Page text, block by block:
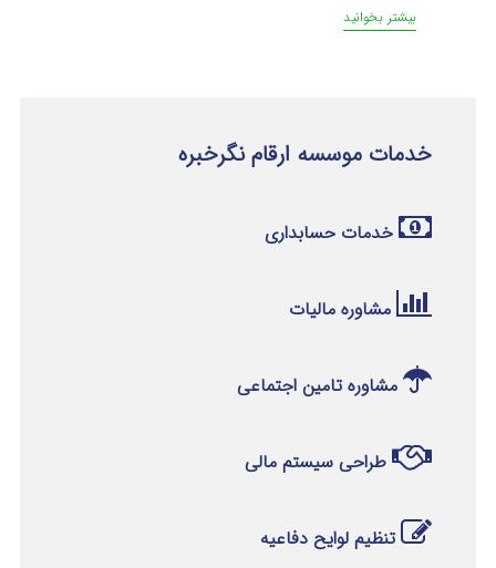
بیشتر بخوانید
خدمات موسسه ارقام نگرخبره
خدمات حسابداری
مشاوره مالیات
مشاوره تامین اجتماعی
طراحی سیستم مالی
تنظیم لوایح دفاعیه